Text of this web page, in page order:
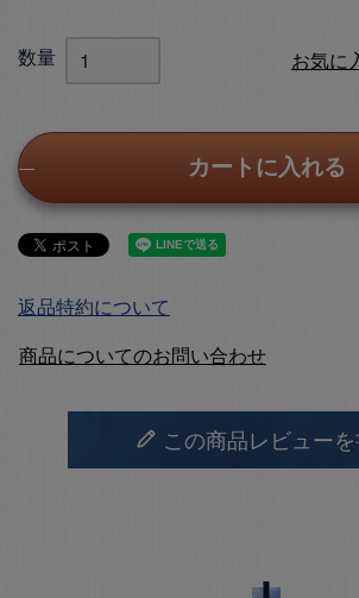
お気に
カートに入れる
返品特約について
商品についてのお問い合わせ
この商品レビューを